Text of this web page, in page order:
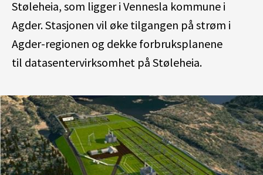
Støleheia, som ligger i Vennesla kommune i
Agder. Stasjonen vil øke tilgangen på strøm i
Agder-regionen og dekke forbruksplanene
til datasentervirksomhet på Støleheia.